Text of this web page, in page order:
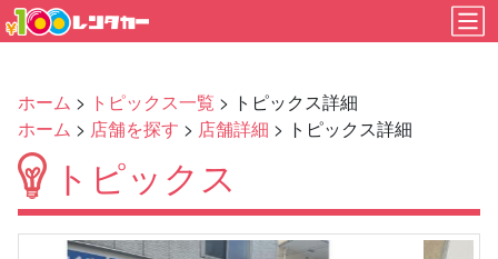
ホーム > トピックス一覧 > トピックス詳細
ホーム > 店舗を探す > 店舗詳細 > トピックス詳細
トピックス